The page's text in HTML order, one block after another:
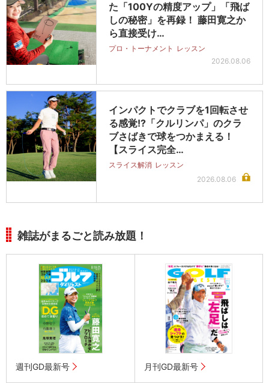
た「100Yの精度アップ」「飛ば
しの秘密」を再録！ 藤田寛之か
ら直接受け…
プロ・トーナメント レッスン
2026.08.06
インパクトでクラブを1回転させ
る感覚!?「クルリンパ」のクラ
ブさばきで球をつかまえる！
【スライス完全…
スライス解消 レッスン
2026.08.06
雑誌がまるごと読み放題！
週刊GD最新号 月刊GD最新号